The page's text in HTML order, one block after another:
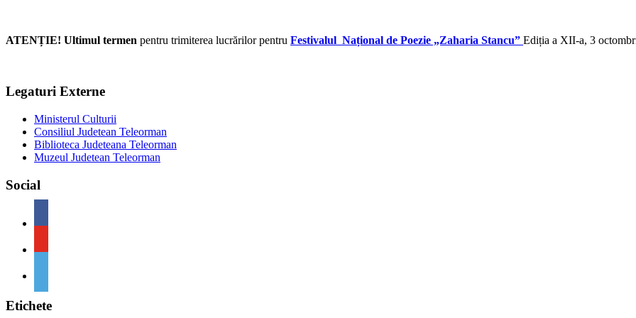
ATENȚIE! Ultimul termen pentru trimiterea lucrărilor pentru Festivalul Național de Poezie „Zaharia Stancu” Ediția a XII-a, 3
Legaturi Externe
Ministerul Culturii
Consiliul Judetean Teleorman
Biblioteca Judeteana Teleorman
Muzeul Judetean Teleorman
Social
Etichete